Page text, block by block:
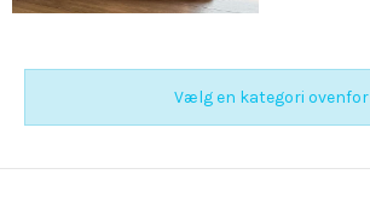
Vælg en kategori ovenfor